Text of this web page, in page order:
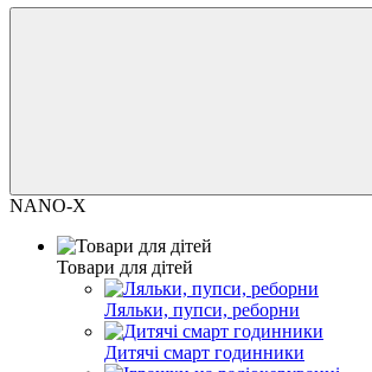
NANO-X
Товари для дітей
Ляльки, пупси, реборни
Дитячі смарт годинники